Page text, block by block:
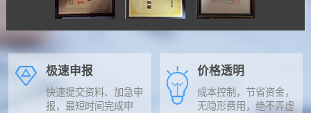
极速申报
快速提交资料、加急申
报，最短时间完成申
价格透明
成本控制，节省资金，
无隐形费用，绝不弄虚